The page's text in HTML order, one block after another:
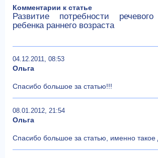
Комментарии к статье
Развитие потребности
ребенка раннего возраста
04.12.2011, 08:53
Ольга
Спасибо большое за статью!!!
08.01.2012, 21:54
Ольга
Спасибо большое за статью, именно такое